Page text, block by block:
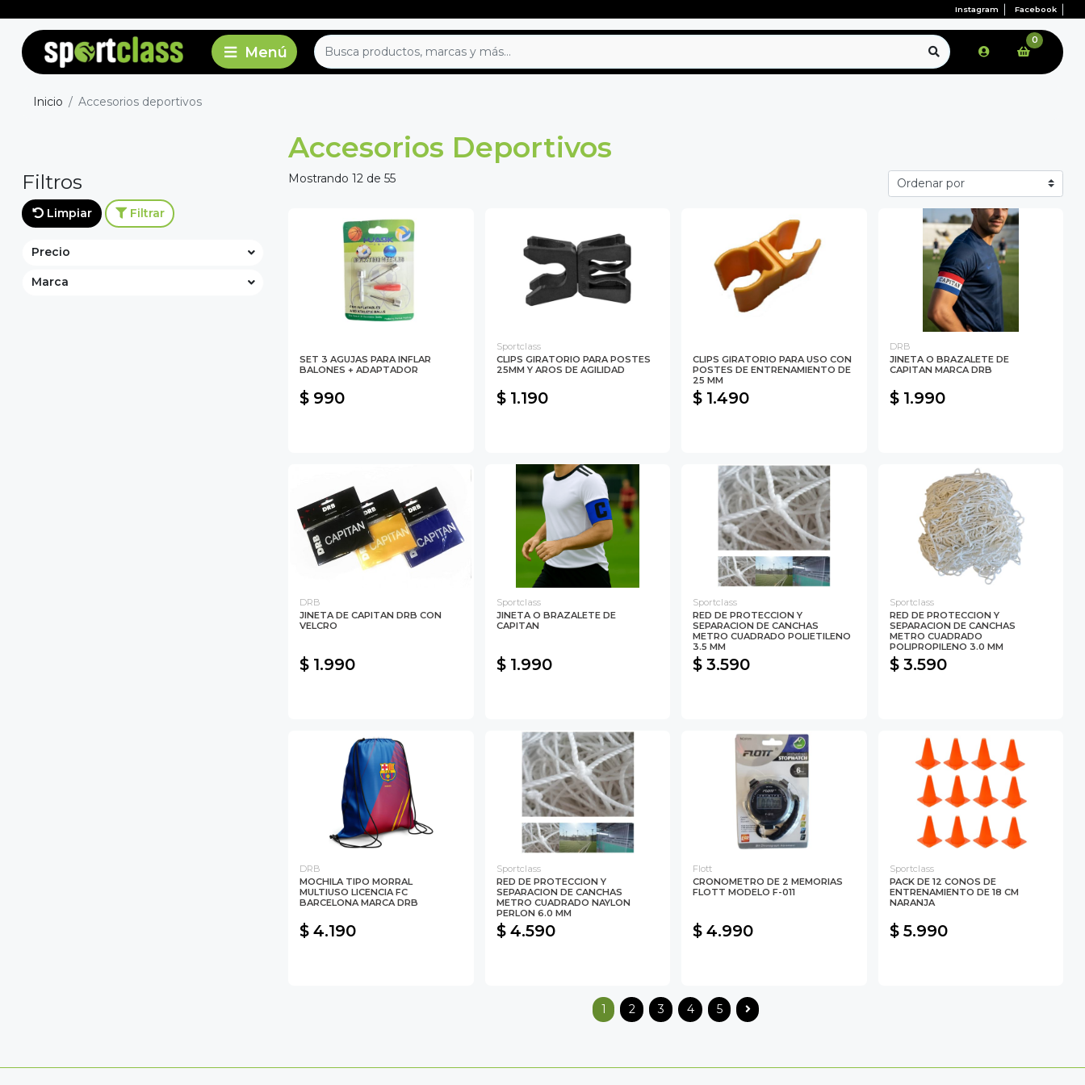
Instagram Facebook
0
Inicio Accesorios deportivos
Accesorios Deportivos
Filtros
Limpiar Filtrar
Precio
Marca
Mostrando 12 de 55
SET 3 AGUJAS PARA INFLAR
BALONES + ADAPTADOR
$ 990
Sportclass
CLIPS GIRATORIO PARA POSTES
25MM Y AROS DE AGILIDAD
$ 1.190
CLIPS GIRATORIO PARA USO CON
POSTES DE ENTRENAMIENTO DE
25 MM
$ 1.490
DRB
JINETA O BRAZALETE DE
CAPITAN MARCA DRB
$ 1.990
DRB
JINETA DE CAPITAN DRB CON
VELCRO
$ 1.990
Sportclass
JINETA O BRAZALETE DE
CAPITAN
$ 1.990
Sportclass
RED DE PROTECCION Y
SEPARACION DE CANCHAS
METRO CUADRADO POLIETILENO
3.5 MM
$ 3.590
Sportclass
RED DE PROTECCION Y
SEPARACION DE CANCHAS
METRO CUADRADO
POLIPROPILENO 3.0 MM
$ 3.590
DRB
MOCHILA TIPO MORRAL
MULTIUSO LICENCIA FC
BARCELONA MARCA DRB
$ 4.190
Sportclass
RED DE PROTECCION Y
SEPARACION DE CANCHAS
METRO CUADRADO NAYLON
PERLON 6.0 MM
$ 4.590
Flott
CRONOMETRO DE 2 MEMORIAS
FLOTT MODELO F-011
$ 4.990
Sportclass
PACK DE 12 CONOS DE
ENTRENAMIENTO DE 18 CM
NARANJA
$ 5.990
1 2 3 4 5